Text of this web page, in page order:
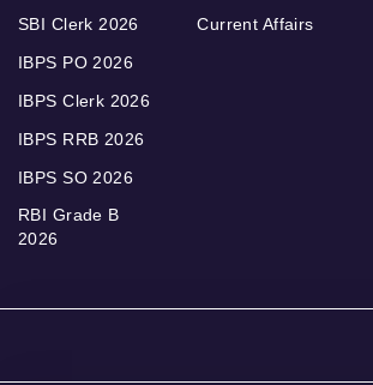
SBI Clerk 2026
IBPS PO 2026
IBPS Clerk 2026
IBPS RRB 2026
IBPS SO 2026
RBI Grade B
2026
Current Affairs